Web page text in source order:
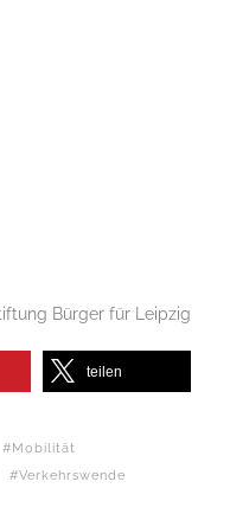
Bürger für Leipzig
teilen
Mobilität
Verkehrswende